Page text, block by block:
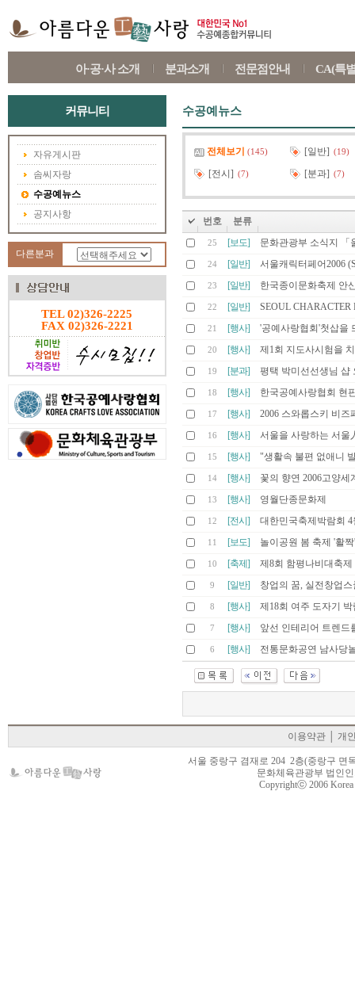
아·공·사 소개 분과소개 전문점안내 CA(특
커뮤니티
자유게시판
솜씨자랑
수공예뉴스
공지사항
다른분과
TEL 02)326-2225
FAX 02)326-2221
수공예뉴스
전체보기 (145) [일반] (19)
[전시] (7) [분과] (7)
번호 분류
25 [보도] 문화관광부 소식지 「
24 [일반] 서울캐릭터페어2006
23 [일반] 한국종이문화축제 안
22 [일반] SEOUL CHARACTER
21 [행사] '공예사랑협회'첫삽을
20 [행사] 제1회 지도사시험을
19 [분과] 평택 박미선선생님 샵
18 [행사] 한국공예사랑협회 현
17 [행사] 2006 스와롭스키 비
16 [행사] 서울을 사랑하는 서울
15 [행사] "생활속 불편 없애니
14 [행사] 꽃의 향연 2006고양세
13 [행사] 영월단종문화제
12 [전시] 대한민국축제박람회 4
11 [보도] 놀이공원 봄 축제 '활짝'
10 [축제] 제8회 함평나비대축제
9 [일반] 창업의 꿈, 실전창업
8 [행사] 제18회 여주 도자기 박
7 [행사] 앞선 인테리어 트렌드
6 [행사] 전통문화공연 남사당
이용약관 │개
서울 중랑구 겸재로 204 2층(중랑구 면
문화체육관광부 법인
Copyrightⓒ 2006 Korea